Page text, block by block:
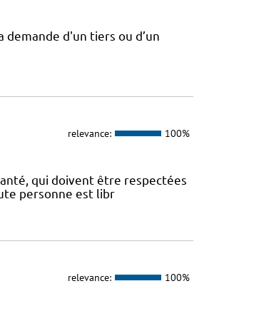
d'un tiers ou d’un
relevance: 100%
qui doivent être respectées
personne est libr
relevance: 100%